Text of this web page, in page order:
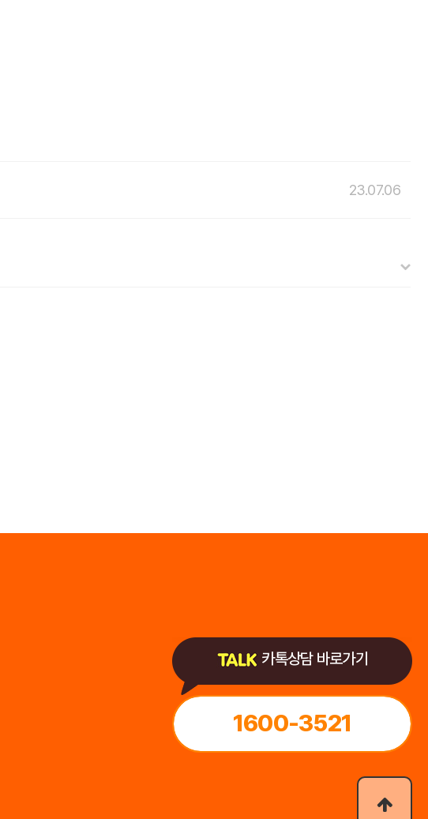
카톡상담 바로가기
1600-3521
23.07.06